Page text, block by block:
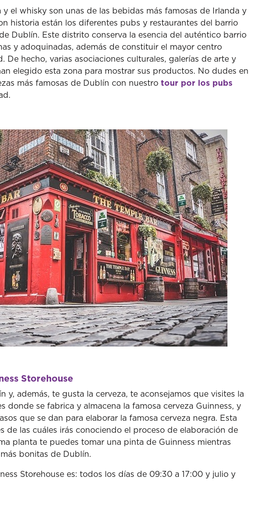
y el whisky son unas de las bebidas más famosas de Irlanda y
historia están los diferentes pubs y restaurantes del barrio
Dublín. Este distrito conserva la esencia del auténtico barrio
y adoquinadas, además de constituir el mayor centro
De hecho, varias asociaciones culturales, galerías de arte y
elegido esta zona para mostrar sus productos. No dudes en
más famosas de Dublín con nuestro tour por los pubs
Storehouse
y, además, te gusta la cerveza, te aconsejamos que visites la
donde se fabrica y almacena la famosa cerveza Guinness, y
que se dan para elaborar la famosa cerveza negra. Esta
de las cuáles irás conociendo el proceso de elaboración de
planta te puedes tomar una pinta de Guinness mientras
bonitas de Dublín.
Storehouse es: todos los días de 09:30 a 17:00 y julio y